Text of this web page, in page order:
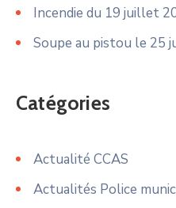
Incendie du 19 juillet
Soupe au pistou le 25
Catégories
Actualité CCAS
Actualités Police